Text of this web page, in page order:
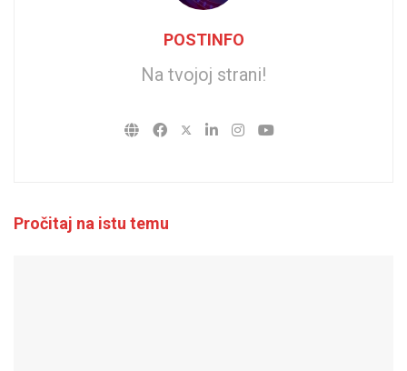
POSTINFO
Na tvojoj strani!
Pročitaj na istu temu